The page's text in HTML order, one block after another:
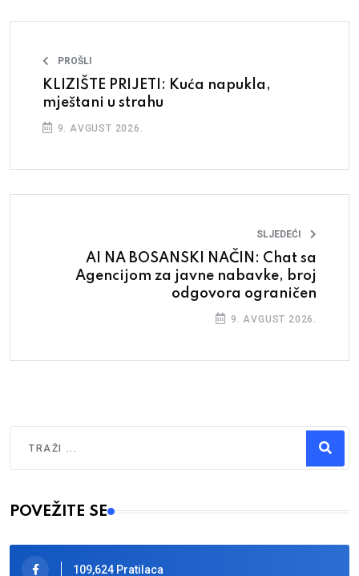
PROŠLI
KLIZIŠTE PRIJETI: Kuća napukla,
mještani u strahu
9. AVGUST 2026.
SLJEDEĆI
AI NA BOSANSKI NAČIN: Chat sa
Agencijom za javne nabavke, broj
odgovora ograničen
9. AVGUST 2026.
Type 2 or more characters for results.
POVEŽITE SE
109,624 Pratilaca